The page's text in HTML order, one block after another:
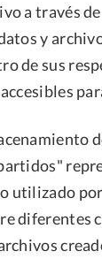
a través
y
de sus
utilizado
diferentes